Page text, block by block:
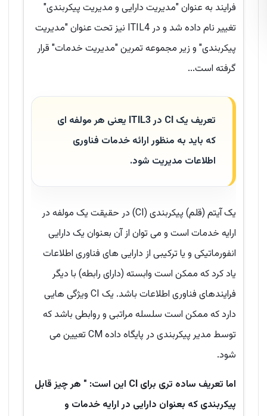
فرایند به عنوان "مدیریت دارایی و مدیریت پیکربندی"
تغییر نام داده شد و در ITIL4 نیز تحت عنوان "مدیریت
پیکربندی" و زیر مجموعه تمرین "مدیریت خدمات" قرار
گرفته است...
تعریف یک CI در ITIL3 یعنی هر مولفه ای
که باید به منظور ارائه خدمات فناوری
اطلاعات مدیریت شود.
یک آیتم (قلم) پیکربندی (CI) در حقیقت یک مولفه در
ارایه خدمات است و می توان از آن بعنوان یک دارایی
انفورماتیکی و یا ترکیبی از دارایی های فناوری اطلاعات
یاد کرد که ممکن است وابسته (دارای رابطه) با دیگر
فرایندهای فناوری اطلاعات باشد. یک CI ویژگی هایی
دارد که ممکن است سلسله مراتبی و روابطی باشد که
توسط مدیر پیکربندی در پایگاه داده CM تعیین می
شود.
اما تعریف ساده تری برای CI این است: " هر چیز قابل
پیکربندی که بعنوان دارایی در ارایه خدمات و